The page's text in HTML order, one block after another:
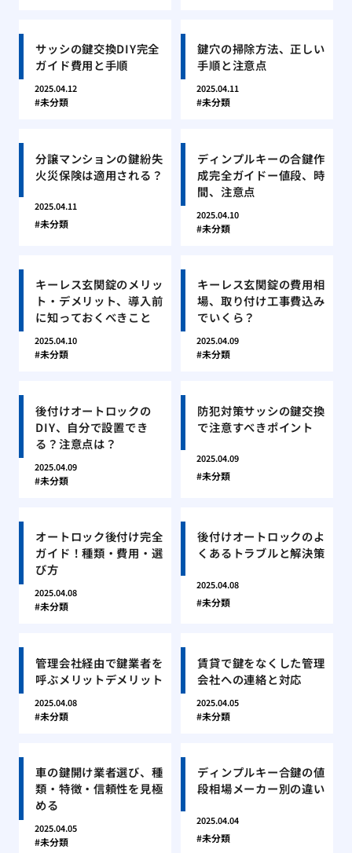
サッシの鍵交換DIY完全
ガイド費用と手順
2025.04.12
未分類
鍵穴の掃除方法、正しい
手順と注意点
2025.04.11
未分類
分譲マンションの鍵紛失
火災保険は適用される？
2025.04.11
未分類
ディンプルキーの合鍵作
成完全ガイドー値段、時
間、注意点
2025.04.10
未分類
キーレス玄関錠のメリッ
ト・デメリット、導入前
に知っておくべきこと
2025.04.10
未分類
キーレス玄関錠の費用相
場、取り付け工事費込み
でいくら？
2025.04.09
未分類
後付けオートロックの
DIY、自分で設置でき
る？注意点は？
2025.04.09
未分類
防犯対策サッシの鍵交換
で注意すべきポイント
2025.04.09
未分類
オートロック後付け完全
ガイド！種類・費用・選
び方
2025.04.08
未分類
後付けオートロックのよ
くあるトラブルと解決策
2025.04.08
未分類
管理会社経由で鍵業者を
呼ぶメリットデメリット
2025.04.08
未分類
賃貸で鍵をなくした管理
会社への連絡と対応
2025.04.05
未分類
車の鍵開け業者選び、種
類・特徴・信頼性を見極
める
2025.04.05
未分類
ディンプルキー合鍵の値
段相場メーカー別の違い
2025.04.04
未分類